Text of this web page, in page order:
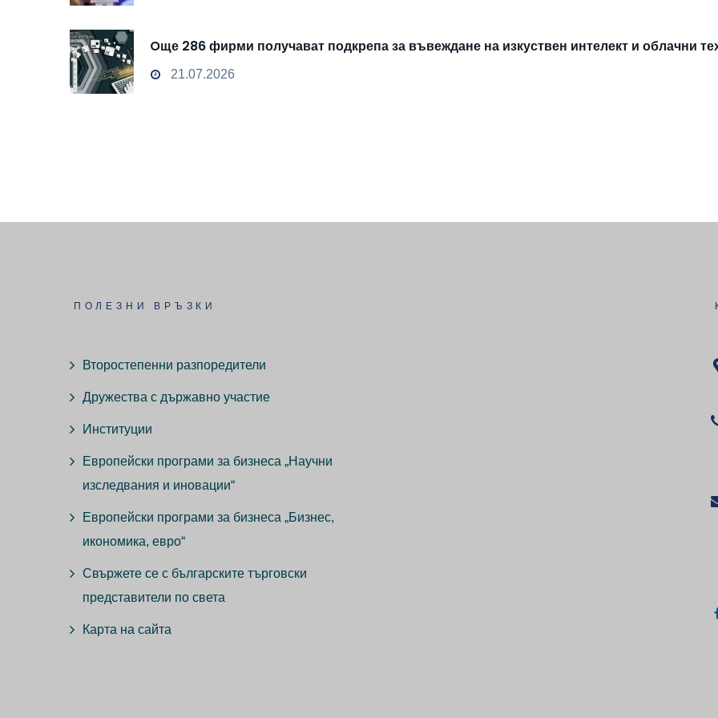
Oще 286 фирми получават подкрепа за въвеждане на изкуствен интелект и облачни
21.07.2026
ПОЛЕЗНИ ВРЪЗКИ
Второстепенни разпоредители
Дружества с държавно участие
Институции
Европейски програми за бизнеса „Научни
изследвания и иновации“
Европейски програми за бизнеса „Бизнес,
икономика, евро“
Свържете се с българските търговски
представители по света
Карта на сайта